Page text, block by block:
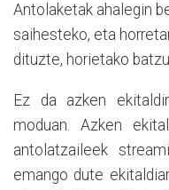
Antolaketak ahalegin
saihesteko, eta
dituzte, horietako
Ez da azken
moduan. Azken
antolatzaileek
emango dute